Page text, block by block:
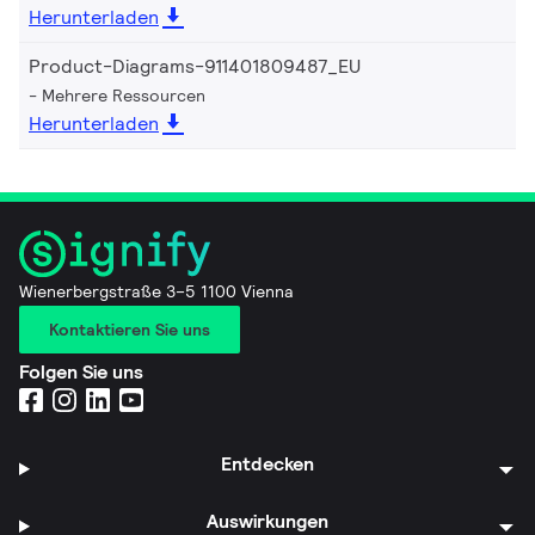
Herunterladen
Product-Diagrams-911401809487_EU
Mehrere Ressourcen
Herunterladen
Wienerbergstraße 3–5 1100 Vienna
Kontaktieren Sie uns
Folgen Sie uns
Entdecken
Auswirkungen